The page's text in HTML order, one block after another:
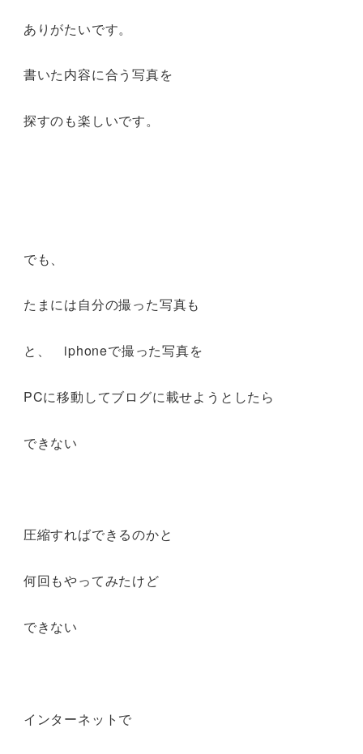
ありがたいです。
書いた内容に合う写真を
探すのも楽しいです。
でも、
たまには自分の撮った写真も
と、 iphoneで撮った写真を
PCに移動してブログに載せようとしたら
できない
圧縮すればできるのかと
何回もやってみたけど
できない
インターネットで